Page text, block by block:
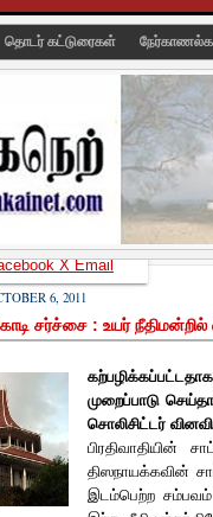
தொடர் கட்டுரைகள்
6, 2011
சர்ச்சை : உயர்
முறைப்பாடு
சொலிசிட்டர்
பிரதிவாதியின்
திஸநாயக்கவின்
இடம்பெற்ற சம்பவம்
XEmail